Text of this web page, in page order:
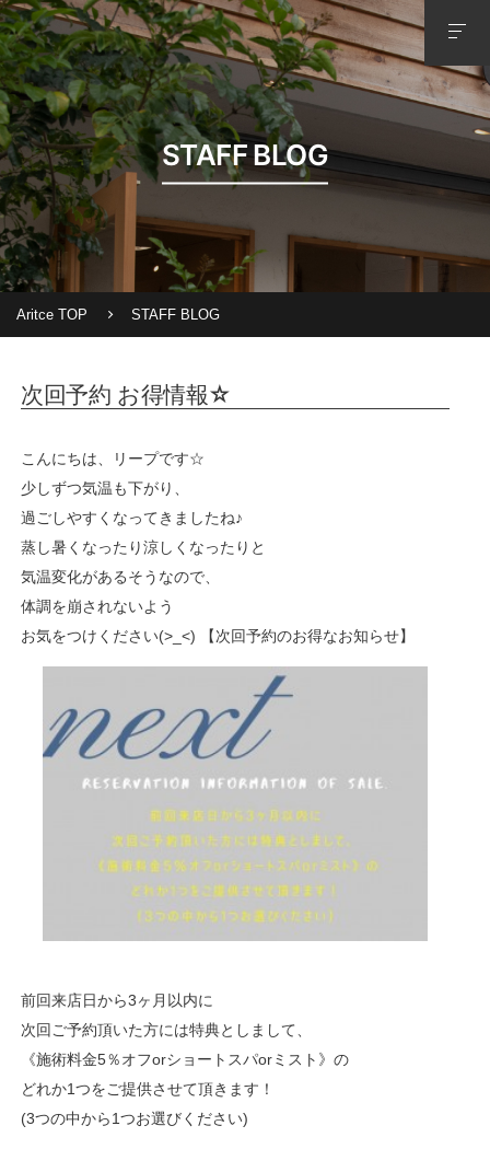
STAFF BLOG
Aritce TOP STAFF BLOG
次回予約 お得情報☆
こんにちは、リープです☆
少しずつ気温も下がり、
過ごしやすくなってきましたね♪
蒸し暑くなったり涼しくなったりと
気温変化があるそうなので、
体調を崩されないよう
お気をつけください(>_<) 【次回予約のお得なお知らせ】
前回来店日から3ヶ月以内に
次回ご予約頂いた方には特典としまして、
《施術料金5％オフorショートスパorミスト》の
どれか1つをご提供させて頂きます！
(3つの中から1つお選びください)